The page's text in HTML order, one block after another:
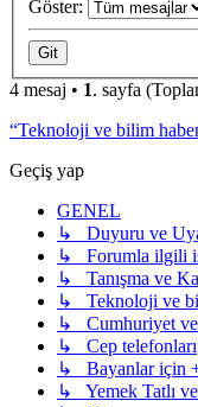
Göster:
4 mesaj • 1. sayfa
“Teknoloji ve bilim
Geçiş yap
GENEL
↳ Duyuru ve
↳ Forumla ilgili
↳ Tanışma ve
↳ Teknoloji ve
↳ Cumhuriyet
↳ Cep telefonları
↳ Bayanlar için
↳ Yemek Tatlı ve